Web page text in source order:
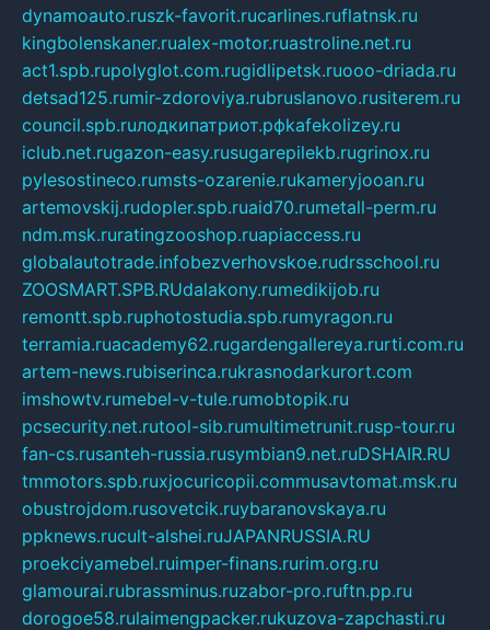
dynamoauto.ruszk-favorit.rucarlines.ruflatnsk.ru
kingbolenskaner.rualex-motor.ruastroline.net.ru
act1.spb.rupolyglot.com.rugidlipetsk.ruooo-driada.ru
detsad125.rumir-zdoroviya.rubruslanovo.rusiterem.ru
council.spb.ruлодкипатриот.рфkafekolizey.ru
iclub.net.rugazon-easy.rusugarepilekb.rugrinox.ru
pylesostineco.rumsts-ozarenie.rukameryjooan.ru
artemovskij.rudopler.spb.ruaid70.rumetall-perm.ru
ndm.msk.ruratingzooshop.ruapiaccess.ru
globalautotrade.infobezverhovskoe.rudrsschool.ru
ZOOSMART.SPB.RUdalakony.rumedikijob.ru
remontt.spb.ruphotostudia.spb.rumyragon.ru
terramia.ruacademy62.rugardengallereya.rurti.com.ru
artem-news.rubiserinca.rukrasnodarkurort.com
imshowtv.rumebel-v-tule.rumobtopik.ru
pcsecurity.net.rutool-sib.rumultimetrunit.rusp-tour.ru
fan-cs.rusanteh-russia.rusymbian9.net.ruDSHAIR.RU
tmmotors.spb.ruxjocuricopii.commusavtomat.msk.ru
obustrojdom.rusovetcik.ruybaranovskaya.ru
ppknews.rucult-alshei.ruJAPANRUSSIA.RU
proekciyamebel.ruimper-finans.rurim.org.ru
glamourai.rubrassminus.ruzabor-pro.ruftn.pp.ru
dorogoe58.rulaimengpacker.rukuzova-zapchasti.ru